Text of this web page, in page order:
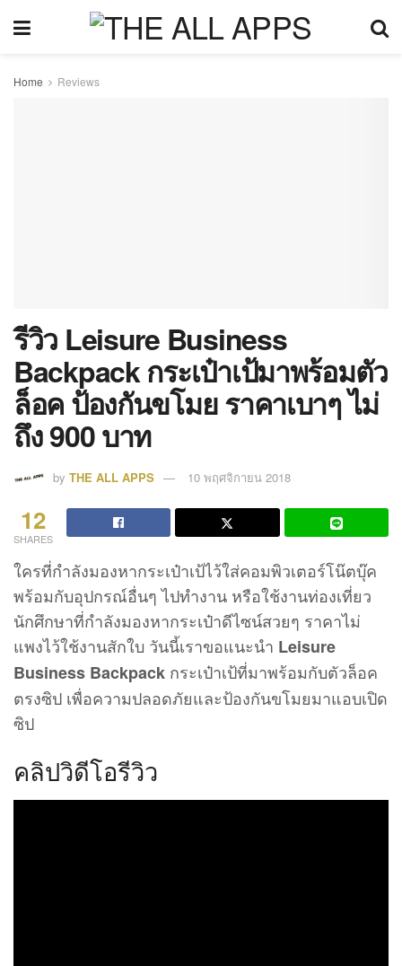
Home Reviews
รีวิว Leisure Business
Backpack กระเป๋าเป้มาพร้อมตัว
ล็อค ป้องกันขโมย ราคาเบาๆ ไม่
ถึง 900 บาท
by THE ALL APPS 10 พฤศจิกายน 2018
12
SHARES
ใครที่กำลังมองหากระเป๋าเป้ไว้ใส่คอมพิวเตอร์โน๊ตบุ๊ค
พร้อมกับอุปกรณ์อื่นๆ ไปทำงาน หรือใช้งานท่องเที่ยว
นักศึกษาที่กำลังมองหากระเป๋าดีไซน์สวยๆ ราคาไม่
แพงไว้ใช้งานสักใบ วันนี้เราขอแนะนำ Leisure
Business Backpack กระเป๋าเป้ที่มาพร้อมกับตัวล็อค
ตรงซิป เพื่อความปลอดภัยและป้องกันขโมยมาแอบเปิด
ซิป
คลิปวิดีโอรีวิว